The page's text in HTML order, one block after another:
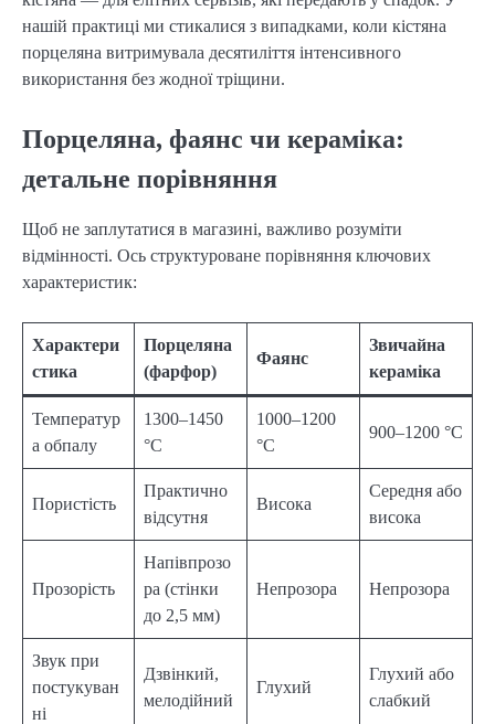
нашій практиці ми стикалися з випадками, коли кістяна
порцеляна витримувала десятиліття інтенсивного
використання без жодної тріщини.
Порцеляна, фаянс чи кераміка:
детальне порівняння
Щоб не заплутатися в магазині, важливо розуміти
відмінності. Ось структуроване порівняння ключових
характеристик:
Характери
стика
Порцеляна
(фарфор)
Фаянс
Звичайна
кераміка
Температур
а обпалу
1300–1450
°C
1000–1200
°C
900–1200 °C
Пористість
Практично
відсутня
Висока
Середня або
висока
Прозорість
Напівпрозо
ра (стінки
до 2,5 мм)
Непрозора Непрозора
Звук при
постукуван
ні
Дзвінкий,
мелодійний
Глухий
Глухий або
слабкий